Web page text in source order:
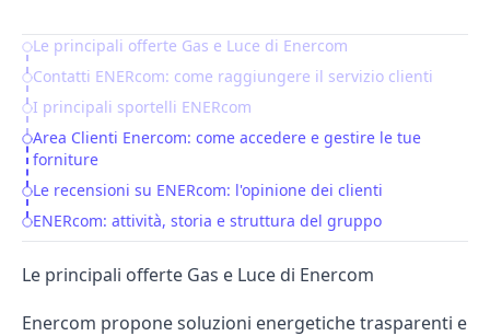
Table of Contents
Le principali offerte Gas e Luce di Enercom
Contatti ENERcom: come raggiungere il servizio clienti
I principali sportelli ENERcom
Area Clienti Enercom: come accedere e gestire le tue
forniture
Le recensioni su ENERcom: l'opinione dei clienti
ENERcom: attività, storia e struttura del gruppo
Le principali offerte Gas e Luce di Enercom
Enercom propone soluzioni energetiche trasparenti e